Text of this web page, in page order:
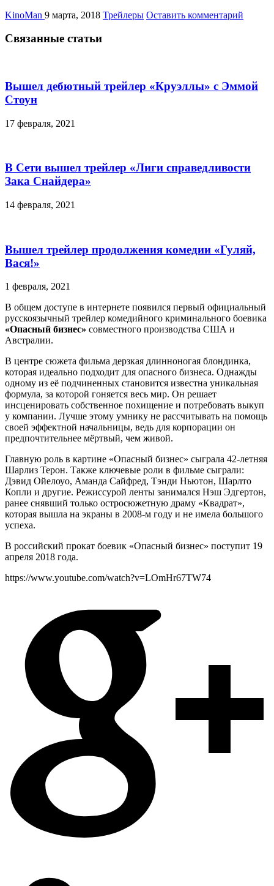
KinoMan 9 марта, 2018 Трейлеры Оставить комментарий
Связанные статьи
Вышел дебютный трейлер «Круэллы» с Эммой
Стоун
17 февраля, 2021
В Сети вышел трейлер «Лиги справедливости
Зака Снайдера»
14 февраля, 2021
Вышел трейлер продолжения комедии «Гуляй,
Вася!»
1 февраля, 2021
В общем доступе в интернете появился первый официальный
русскоязычный трейлер комедийного криминального боевика
«Опасный бизнес» совместного производства США и
Австралии.
В центре сюжета фильма дерзкая длинноногая блондинка,
которая идеально подходит для опасного бизнеса. Однажды
одному из её подчиненных становится известна уникальная
формула, за которой гоняется весь мир. Он решает
инсценировать собственное похищение и потребовать выкуп
у компании. Лучше этому умнику не рассчитывать на помощь
своей эффектной начальницы, ведь для корпорации он
предпочтительнее мёртвый, чем живой.
Главную роль в картине «Опасный бизнес» сыграла 42-летняя
Шарлиз Терон. Также ключевые роли в фильме сыграли:
Дэвид Ойелоуо, Аманда Сайфред, Тэнди Ньютон, Шарлто
Копли и другие. Режиссурой ленты занимался Нэш Эдгертон,
ранее снявший только остросюжетную драму «Квадрат»,
которая вышла на экраны в 2008-м году и не имела большого
успеха.
В российский прокат боевик «Опасный бизнес» поступит 19
апреля 2018 года.
https://www.youtube.com/watch?v=LOmHr67TW74